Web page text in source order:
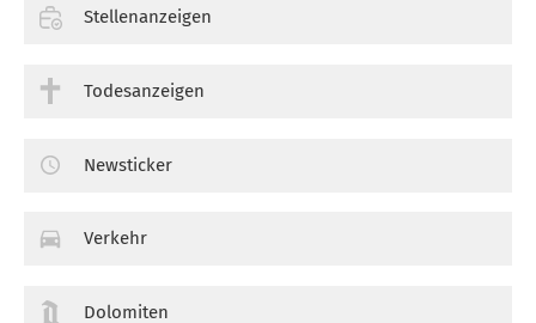
Stellenanzeigen
Todesanzeigen
Newsticker
Verkehr
Dolomiten